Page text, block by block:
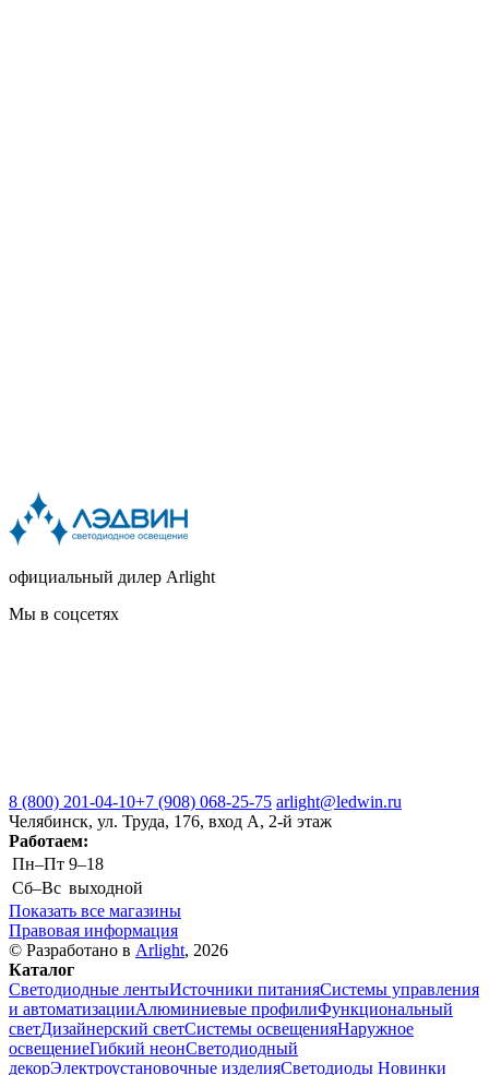
официальный дилер Arlight
Мы в соцсетях
8 (800) 201-04-10+7 (908) 068-25-75 arlight@ledwin.ru
Челябинск, ул. Труда, 176, вход А, 2-й этаж
Работаем:
Пн–Пт 9–18
Сб–Вс выходной
Показать все магазины
Правовая информация
© Разработано в Arlight, 2026
Каталог
Светодиодные лентыИсточники питанияСистемы управления
и автоматизацииАлюминиевые профилиФункциональный
светДизайнерский светСистемы освещенияНаружное
освещениеГибкий неонСветодиодный
декорЭлектроустановочные изделияСветодиоды Новинки